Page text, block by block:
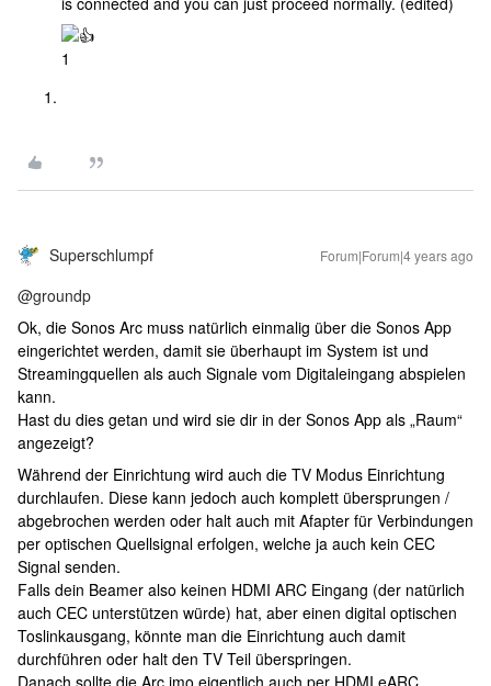
1
Superschlumpf Forum|Forum|4 years ago
@groundp
Ok, die Sonos Arc muss natürlich einmalig über die Sonos App
eingerichtet werden, damit sie überhaupt im System ist und
Streamingquellen als auch Signale vom Digitaleingang abspielen
kann.
Hast du dies getan und wird sie dir in der Sonos App als „Raum“
angezeigt?
Während der Einrichtung wird auch die TV Modus Einrichtung
durchlaufen. Diese kann jedoch auch komplett übersprungen /
abgebrochen werden oder halt auch mit Afapter für Verbindungen
per optischen Quellsignal erfolgen, welche ja auch kein CEC
Signal senden.
Falls dein Beamer also keinen HDMI ARC Eingang (der natürlich
auch CEC unterstützen würde) hat, aber einen digital optischen
Toslinkausgang, könnte man die Einrichtung auch damit
durchführen oder halt den TV Teil überspringen.
Danach sollte die Arc imo eigentlich auch per HDMI eARC